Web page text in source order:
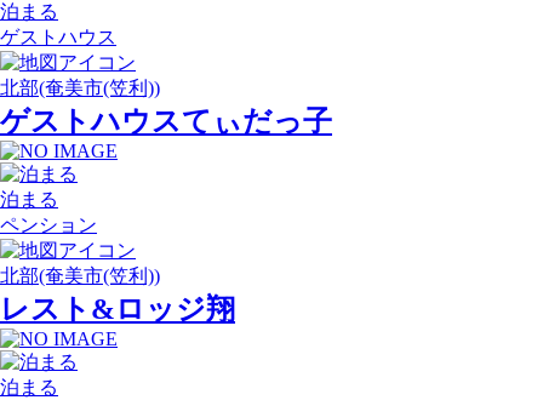
泊まる
ゲストハウス
北部(奄美市(笠利))
ゲストハウスてぃだっ子
泊まる
ペンション
北部(奄美市(笠利))
レスト&ロッジ翔
泊まる